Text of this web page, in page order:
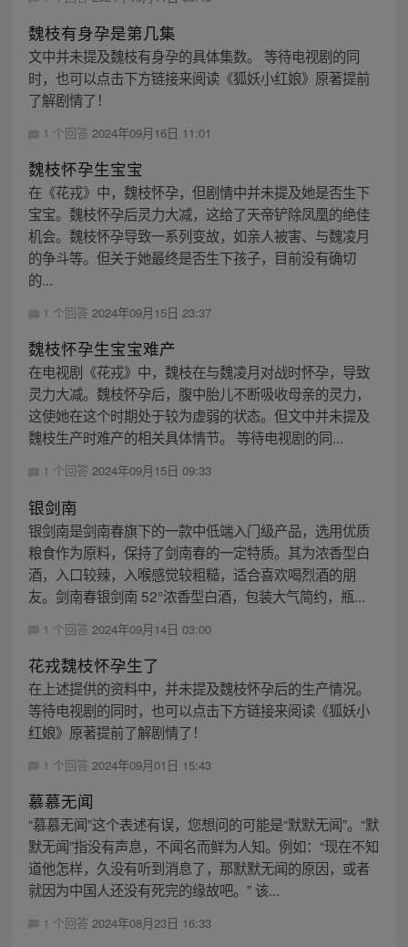
魏枝有身孕是第几集
文中并未提及魏枝有身孕的具体集数。 等待电视剧的同
时，也可以点击下方链接来阅读《狐妖小红娘》原著提前
了解剧情了！
1 个回答 2024年09月16日 11:01
魏枝怀孕生宝宝
在《花戎》中，魏枝怀孕，但剧情中并未提及她是否生下
宝宝。魏枝怀孕后灵力大减，这给了天帝铲除凤凰的绝佳
机会。魏枝怀孕导致一系列变故，如亲人被害、与魏凌月
的争斗等。但关于她最终是否生下孩子，目前没有确切
的...
1 个回答 2024年09月15日 23:37
魏枝怀孕生宝宝难产
在电视剧《花戎》中，魏枝在与魏凌月对战时怀孕，导致
灵力大减。魏枝怀孕后，腹中胎儿不断吸收母亲的灵力，
这使她在这个时期处于较为虚弱的状态。但文中并未提及
魏枝生产时难产的相关具体情节。 等待电视剧的同...
1 个回答 2024年09月15日 09:33
银剑南
银剑南是剑南春旗下的一款中低端入门级产品，选用优质
粮食作为原料，保持了剑南春的一定特质。其为浓香型白
酒，入口较辣，入喉感觉较粗糙，适合喜欢喝烈酒的朋
友。剑南春银剑南 52°浓香型白酒，包装大气简约，瓶...
1 个回答 2024年09月14日 03:00
花戎魏枝怀孕生了
在上述提供的资料中，并未提及魏枝怀孕后的生产情况。
等待电视剧的同时，也可以点击下方链接来阅读《狐妖小
红娘》原著提前了解剧情了！
1 个回答 2024年09月01日 15:43
慕慕无闻
“慕慕无闻”这个表述有误，您想问的可能是“默默无闻”。“默
默无闻”指没有声息，不闻名而鲜为人知。例如：“现在不知
道他怎样，久没有听到消息了，那默默无闻的原因，或者
就因为中国人还没有死完的缘故吧。” 该...
1 个回答 2024年08月23日 16:33